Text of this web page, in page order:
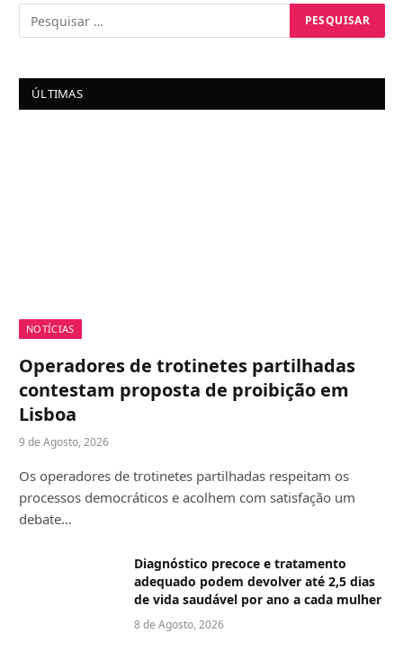
ÚLTIMAS
NOTÍCIAS
Operadores de trotinetes partilhadas
contestam proposta de proibição em
Lisboa
9 de Agosto, 2026
Os operadores de trotinetes partilhadas respeitam os
processos democráticos e acolhem com satisfação um
debate…
Diagnóstico precoce e tratamento
adequado podem devolver até 2,5 dias
de vida saudável por ano a cada mulher
8 de Agosto, 2026